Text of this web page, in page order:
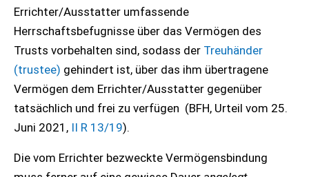
Errichter/Ausstatter umfassende
Herrschaftsbefugnisse über das Vermögen des
Trusts vorbehalten sind, sodass der Treuhänder
(trustee) gehindert ist, über das ihm übertragene
Vermögen dem Errichter/Ausstatter gegenüber
tatsächlich und frei zu verfügen (BFH, Urteil vom 25.
Juni 2021, II R 13/19).
Die vom Errichter bezweckte Vermögensbindung